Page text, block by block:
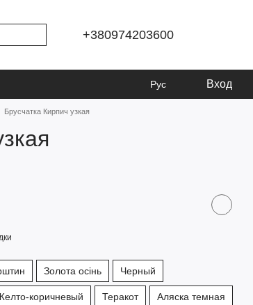
+380974203600
Рус Вход
Брусчатка Кирпич узкая
Золота осінь Черный
коричневый Теракот Аляска темная